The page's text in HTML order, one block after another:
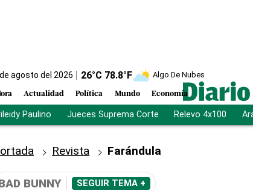
agosto del 2026 26°C 78.8°F Algo De Nubes
Actualidad Política Mundo Economía
Paulino Jueces Suprema Corte Relevo 4x100
Revista Farándula
BUNNY SEGUIR TEMA +